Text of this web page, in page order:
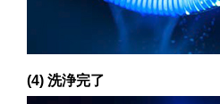
(4) 洗浄完了